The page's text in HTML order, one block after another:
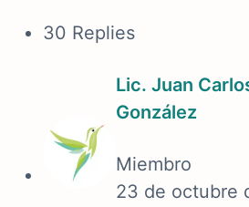
30 Replies
Lic. Juan
González
Miembro
23 de octubre